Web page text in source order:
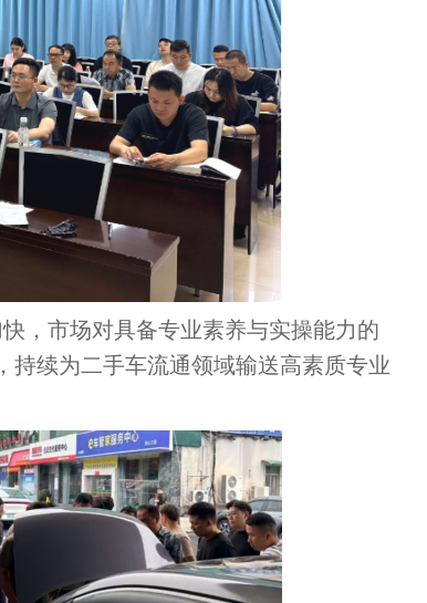
，市场对具备专业素养与实操能力的
持续为二手车流通领域输送高素质专业